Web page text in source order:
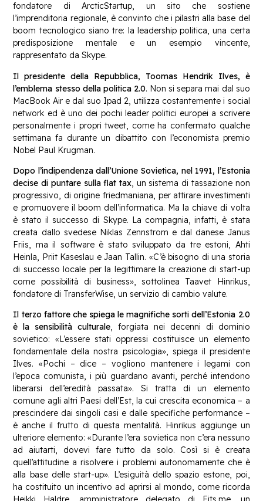
fondatore di ArcticStartup, un sito che sostiene
l’imprenditoria regionale, è convinto che i pilastri alla base del
boom tecnologico siano tre: la leadership politica, una certa
predisposizione mentale e un esempio vincente,
rappresentato da Skype.
Il presidente della Repubblica, Toomas Hendrik Ilves, è
l’emblema stesso della politica 2.0. Non si separa mai dal suo
MacBook Air e dal suo Ipad 2, utilizza costantemente i social
network ed è uno dei pochi leader politici europei a scrivere
personalmente i propri tweet, come ha confermato qualche
settimana fa durante un dibattito con l’economista premio
Nobel Paul Krugman.
Dopo l’indipendenza dall’Unione Sovietica, nel 1991, l’Estonia
decise di puntare sulla flat tax, un sistema di tassazione non
progressivo, di origine friedmaniana, per attirare investimenti
e promuovere il boom dell’informatica. Ma la chiave di volta
è stato il successo di Skype. La compagnia, infatti, è stata
creata dallo svedese Niklas Zennstrom e dal danese Janus
Friis, ma il software è stato sviluppato da tre estoni, Ahti
Heinla, Priit Kaseslau e Jaan Tallin. «C’è bisogno di una storia
di successo locale per la legittimare la creazione di start-up
come possibilità di business», sottolinea Taavet Hinrikus,
fondatore di TransferWise, un servizio di cambio valute.
Il terzo fattore che spiega le magnifiche sorti dell’Estonia 2.0
è la sensibilità culturale, forgiata nei decenni di dominio
sovietico: «L’essere stati oppressi costituisce un elemento
fondamentale della nostra psicologia», spiega il presidente
Ilves. «Pochi – dice – vogliono mantenere i legami con
l’epoca comunista, i più guardano avanti, perché intendono
liberarsi dell’eredità passata». Si tratta di un elemento
comune agli altri Paesi dell’Est, la cui crescita economica – a
prescindere dai singoli casi e dalle specifiche performance –
è anche il frutto di questa mentalità. Hinrikus aggiunge un
ulteriore elemento: «Durante l’era sovietica non c’era nessuno
ad aiutarti, dovevi fare tutto da solo. Così si è creata
quell’attitudine a risolvere i problemi autonomamente che è
alla base delle start-up». L’esiguità dello spazio estone, poi,
ha costituito un incentivo ad aprirsi al mondo, come ricorda